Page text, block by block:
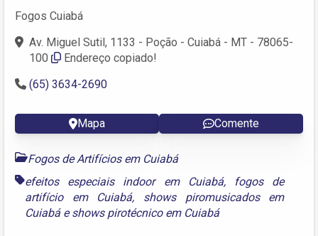
Fogos Cuiabá
Av. Miguel Sutil, 1133 - Poção - Cuiabá - MT - 78065-
100
Endereço copiado!
(65) 3634-2690
Mapa Comente
Fogos de Artifícios em Cuiabá
efeitos especiais indoor em Cuiabá, fogos de
artifício em Cuiabá, shows piromusicados em
Cuiabáeshows pirotécnico em Cuiabá